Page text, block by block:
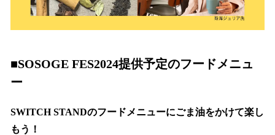
■SOSOGE FES2024提供予定のフードメニュ
ー
SWITCH STANDのフードメニューにごま油をかけて楽し
もう！